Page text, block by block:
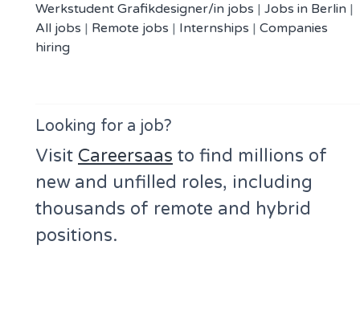
Werkstudent Grafikdesigner/in jobs | Jobs in Berlin |
All jobs | Remote jobs | Internships | Companies
hiring
Looking for a job?
Visit Careersaas to find millions of
new and unfilled roles, including
thousands of remote and hybrid
positions.